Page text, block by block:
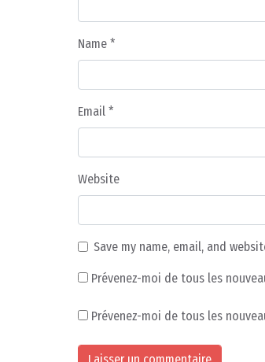
Name *
Email *
Website
Save my name, email, and
Prévenez-moi de tous les
Prévenez-moi de tous les